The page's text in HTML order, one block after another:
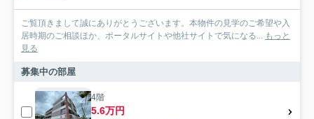
ご覧頂きまして誠にありがとうございます。本物件の見学のご希望や入
居時期のご相談ほか、ポータルサイトや他社サイトで気になる... もっと
見る
募集中の部屋
4階
5.6万円